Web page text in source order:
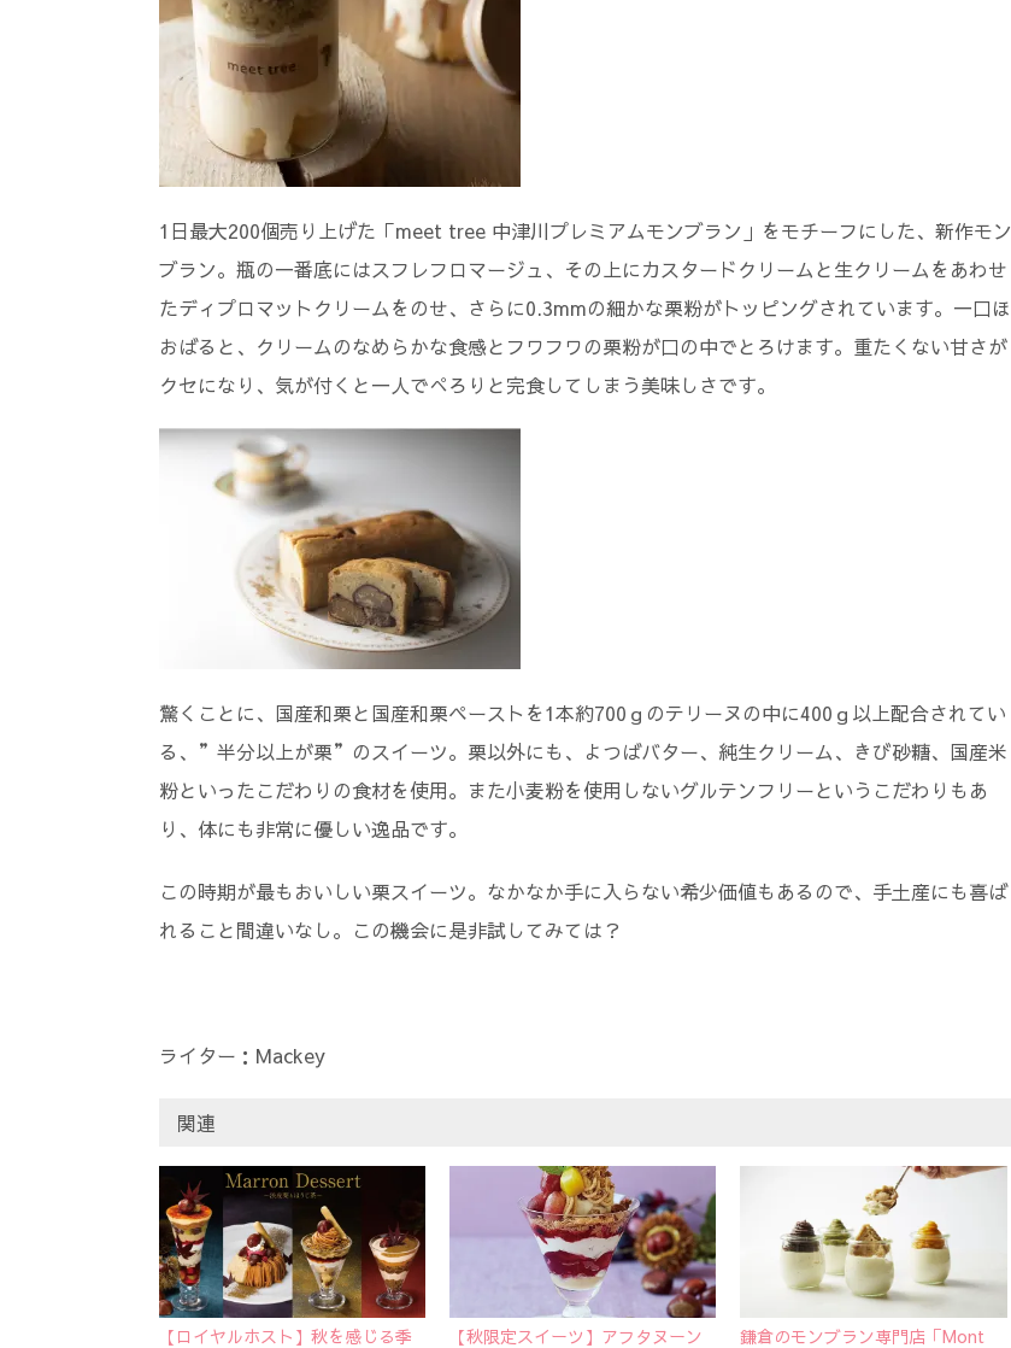
1日最大200個売り上げた「meet tree 中津川プレミアムモンブラン」をモチーフにした、新作モン
ブラン。瓶の一番底にはスフレフロマージュ、その上にカスタードクリームと生クリームをあわせ
たディプロマットクリームをのせ、さらに0.3mmの細かな栗粉がトッピングされています。一口ほ
おばると、クリームのなめらかな食感とフワフワの栗粉が口の中でとろけます。重たくない甘さが
クセになり、気が付くと一人でぺろりと完食してしまう美味しさです。
驚くことに、国産和栗と国産和栗ペーストを1本約700ｇのテリーヌの中に400ｇ以上配合されてい
る、”半分以上が栗”のスイーツ。栗以外にも、よつばバター、純生クリーム、きび砂糖、国産米
粉といったこだわりの食材を使用。また小麦粉を使用しないグルテンフリーというこだわりもあ
り、体にも非常に優しい逸品です。
この時期が最もおいしい栗スイーツ。なかなか手に入らない希少価値もあるので、手土産にも喜ば
れること間違いなし。この機会に是非試してみては？
ライター：Mackey
関連
【ロイヤルホスト】秋を感じる季 【秋限定スイーツ】アフタヌーン 鎌倉のモンブラン専門店「Mont